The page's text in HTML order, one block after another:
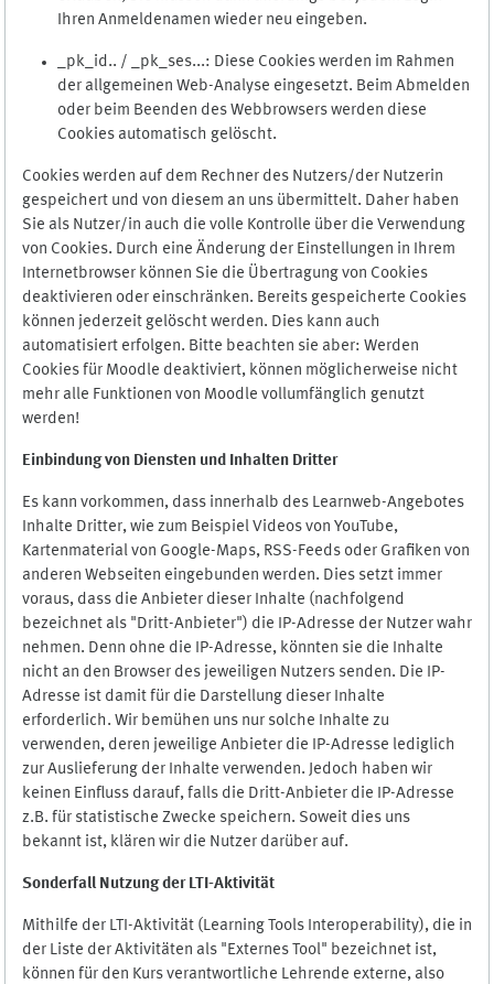
Ihren Anmeldenamen wieder neu eingeben.
_pk_id.. / _pk_ses...: Diese Cookies werden im Rahmen
der allgemeinen Web-Analyse eingesetzt. Beim Abmelden
oder beim Beenden des Webbrowsers werden diese
Cookies automatisch gelöscht.
Cookies werden auf dem Rechner des Nutzers/der Nutzerin
gespeichert und von diesem an uns übermittelt. Daher haben
Sie als Nutzer/in auch die volle Kontrolle über die Verwendung
von Cookies. Durch eine Änderung der Einstellungen in Ihrem
Internetbrowser können Sie die Übertragung von Cookies
deaktivieren oder einschränken. Bereits gespeicherte Cookies
können jederzeit gelöscht werden. Dies kann auch
automatisiert erfolgen. Bitte beachten sie aber: Werden
Cookies für Moodle deaktiviert, können möglicherweise nicht
mehr alle Funktionen von Moodle vollumfänglich genutzt
werden!
Einbindung von Diensten und Inhalten Dritter
Es kann vorkommen, dass innerhalb des Learnweb-Angebotes
Inhalte Dritter, wie zum Beispiel Videos von YouTube,
Kartenmaterial von Google-Maps, RSS-Feeds oder Grafiken von
anderen Webseiten eingebunden werden. Dies setzt immer
voraus, dass die Anbieter dieser Inhalte (nachfolgend
bezeichnet als "Dritt-Anbieter") die IP-Adresse der Nutzer wahr
nehmen. Denn ohne die IP-Adresse, könnten sie die Inhalte
nicht an den Browser des jeweiligen Nutzers senden. Die IP-
Adresse ist damit für die Darstellung dieser Inhalte
erforderlich. Wir bemühen uns nur solche Inhalte zu
verwenden, deren jeweilige Anbieter die IP-Adresse lediglich
zur Auslieferung der Inhalte verwenden. Jedoch haben wir
keinen Einfluss darauf, falls die Dritt-Anbieter die IP-Adresse
z.B. für statistische Zwecke speichern. Soweit dies uns
bekannt ist, klären wir die Nutzer darüber auf.
Sonderfall Nutzung der LTI-Aktivität
Mithilfe der LTI-Aktivität (Learning Tools Interoperability), die in
der Liste der Aktivitäten als "Externes Tool" bezeichnet ist,
können für den Kurs verantwortliche Lehrende externe, also